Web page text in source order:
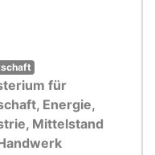
für
Energie,
Mittelstand